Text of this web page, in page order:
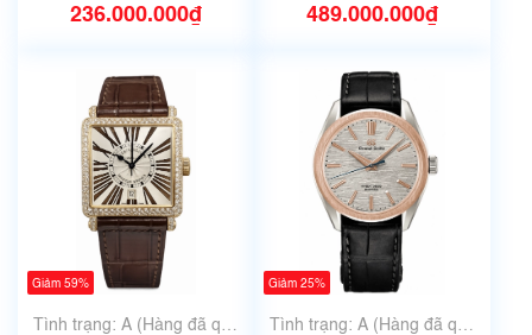
236.000.000₫ 489.000.000₫
Giảm 59%
Tình trạng: A (Hàng đã qua
Giảm 25%
Tình trạng: A (Hàng đã qua